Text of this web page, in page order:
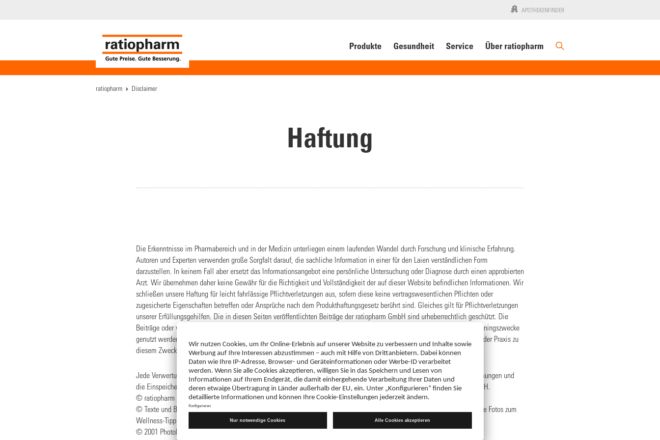
APOTHEKENFINDER
Produkte Gesundheit Service Über ratiopharm
ratiopharm Disclaimer
Haftung
Die Erkenntnisse im Pharmabereich und in der Medizin unterliegen einem laufenden Wandel durch Forschung und klinische Erfahrung.
Autoren und Experten verwenden große Sorgfalt darauf, die sachliche Information in einer für den Laien verständlichen Form
darzustellen. In keinem Fall aber ersetzt das Informationsangebot eine persönliche Untersuchung oder Diagnose durch einen approbierten
Arzt. Wir übernehmen daher keine Gewähr für die Richtigkeit und Vollständigkeit der auf dieser Website befindlichen Informationen. Wir
schließen unsere Haftung für leicht fahrlässige Pflichtverletzungen aus, sofern diese keine vertragswesentlichen Pflichten oder
zugesicherte Eigenschaften betreffen oder Ansprüche nach dem Produkthaftungsgesetz berührt sind. Gleiches gilt für Pflichtverletzungen
unserer Erfüllungsgehilfen. Die in diesen Seiten veröffentlichten Beiträge der ratiopharm GmbH sind urheberrechtlich geschützt. Die
Beiträge oder wissenschaftlichen Materialien dürfen von Ärzten und Apothekern für den persönlichen Gebrauch und für Trainingszwecke
genutzt werden. Soweit eine Weitergabe an Patienten nicht gegen das Heilmittelwerbegesetz verstößt, dürfen sie auch in der Praxis zu
diesem Zweck verwendet bzw. vervielfältigt werden.
Jede Verwertung innerhalb eines gewerblichen Unternehmens, wie Vervielfältigung jeder Art, Übersetzungen, Mikroverfilmungen und
die Einspeicherung und Verarbeitung in elektronischen Systemen, bedarf der schriftlichen Einwilligung der ratiopharm GmbH.
© ratiopharm GmbH 2001
© Texte und Bilder (Krankheit erforschen, Aktuell): Bertelsmann Lexikon Verlag. Soweit nicht anders vermerkt, stammen die Fotos zum
Wellness-Tipp von Digital Imagery.
© 2001 PhotoDisc, Inc.